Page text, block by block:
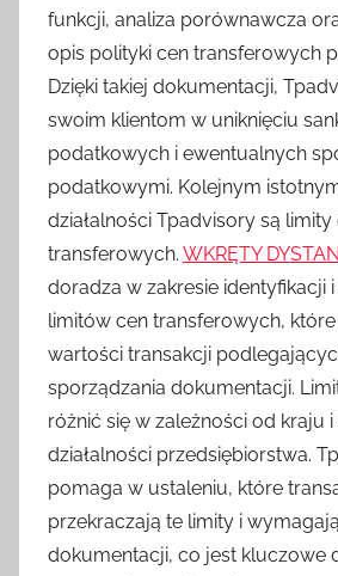
funkcji, analiza porównawcza
opis polityki cen transferowych
Dzięki takiej dokumentacji,
swoim klientom w uniknięciu
podatkowych i ewentualnych
podatkowymi. Kolejnym
działalności Tpadvisory są limity
transferowych. WKRĘTY
doradza w zakresie identyfikacji
limitów cen transferowych,
wartości transakcji
sporządzania dokumentacji.
różnić się w zależności od kraju
działalności przedsiębiorstwa.
pomaga w ustaleniu, które
przekraczają te limity i
dokumentacji, co jest kluczowe